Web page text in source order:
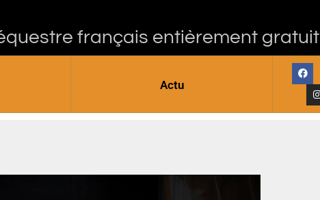
français entièrement gratuit
Actu